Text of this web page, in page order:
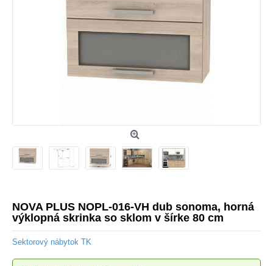
NOVA PLUS NOPL-016-VH dub sonoma, horná
výklopná skrinka so sklom v šírke 80 cm
Sektorový nábytok TK